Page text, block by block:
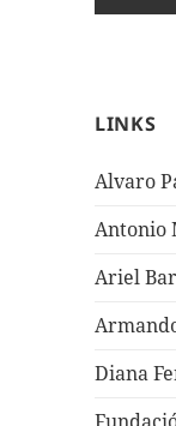
LINKS
Alvaro
Antonio
Ariel
Diana